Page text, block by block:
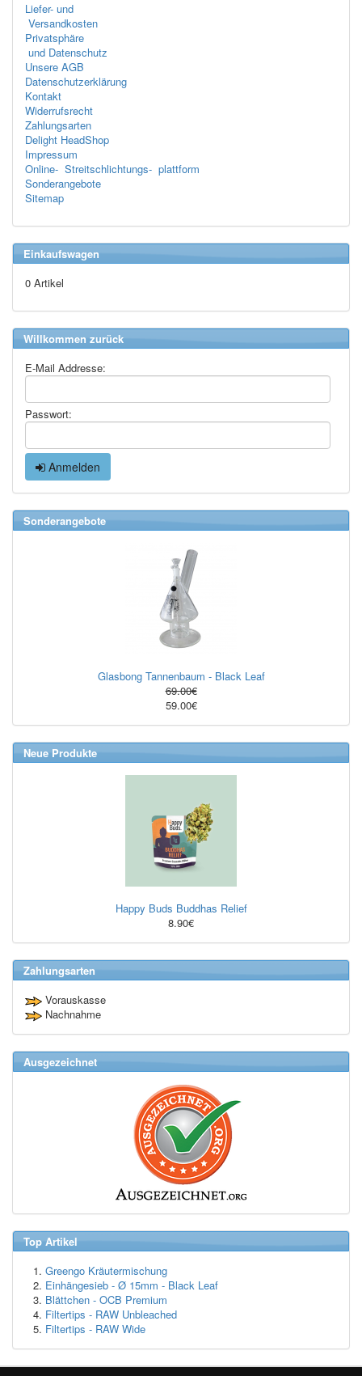
Liefer- und
Versandkosten
Privatsphäre
und Datenschutz
Unsere AGB
Datenschutzerklärung
Kontakt
Widerrufsrecht
Zahlungsarten
Delight HeadShop
Impressum
Online- Streitschlichtungs- plattform
Sonderangebote
Sitemap
Einkaufswagen
0 Artikel
Willkommen zurück
E-Mail Addresse:
Passwort:
Anmelden
Sonderangebote
Glasbong Tannenbaum - Black Leaf
69.00€
59.00€
Neue Produkte
Happy Buds Buddhas Relief
8.90€
Zahlungsarten
Vorauskasse
Nachnahme
Ausgezeichnet
Top Artikel
Greengo Kräutermischung
Einhängesieb - Ø 15mm - Black Leaf
Blättchen - OCB Premium
Filtertips - RAW Unbleached
Filtertips - RAW Wide